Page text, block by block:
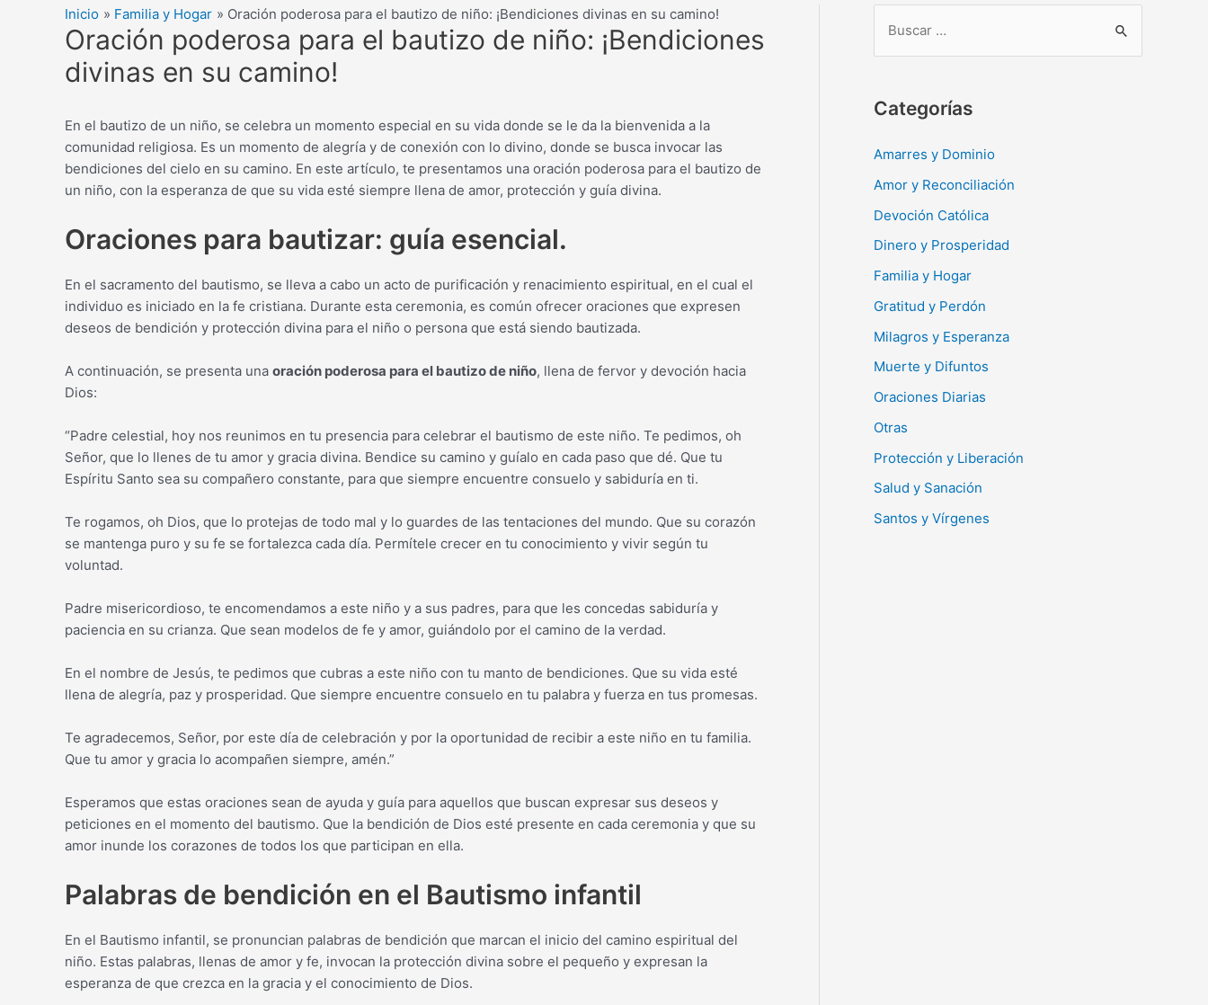
Inicio Familia y Hogar Oración poderosa para el bautizo de niño: ¡Bendiciones divinas en su camino!
Oración poderosa para el bautizo de niño: ¡Bendiciones
divinas en su camino!
En el bautizo de un niño, se celebra un momento especial en su vida donde se le da la bienvenida a la
comunidad religiosa. Es un momento de alegría y de conexión con lo divino, donde se busca invocar las
bendiciones del cielo en su camino. En este artículo, te presentamos una oración poderosa para el bautizo de
un niño, con la esperanza de que su vida esté siempre llena de amor, protección y guía divina.
Oraciones para bautizar: guía esencial.
En el sacramento del bautismo, se lleva a cabo un acto de purificación y renacimiento espiritual, en el cual el
individuo es iniciado en la fe cristiana. Durante esta ceremonia, es común ofrecer oraciones que expresen
deseos de bendición y protección divina para el niño o persona que está siendo bautizada.
A continuación, se presenta una oración poderosa para el bautizo de niño, llena de fervor y devoción hacia
Dios:
“Padre celestial, hoy nos reunimos en tu presencia para celebrar el bautismo de este niño. Te pedimos, oh
Señor, que lo llenes de tu amor y gracia divina. Bendice su camino y guíalo en cada paso que dé. Que tu
Espíritu Santo sea su compañero constante, para que siempre encuentre consuelo y sabiduría en ti.
Te rogamos, oh Dios, que lo protejas de todo mal y lo guardes de las tentaciones del mundo. Que su corazón
se mantenga puro y su fe se fortalezca cada día. Permítele crecer en tu conocimiento y vivir según tu
voluntad.
Padre misericordioso, te encomendamos a este niño y a sus padres, para que les concedas sabiduría y
paciencia en su crianza. Que sean modelos de fe y amor, guiándolo por el camino de la verdad.
En el nombre de Jesús, te pedimos que cubras a este niño con tu manto de bendiciones. Que su vida esté
llena de alegría, paz y prosperidad. Que siempre encuentre consuelo en tu palabra y fuerza en tus promesas.
Te agradecemos, Señor, por este día de celebración y por la oportunidad de recibir a este niño en tu familia.
Que tu amor y gracia lo acompañen siempre, amén.”
Esperamos que estas oraciones sean de ayuda y guía para aquellos que buscan expresar sus deseos y
peticiones en el momento del bautismo. Que la bendición de Dios esté presente en cada ceremonia y que su
amor inunde los corazones de todos los que participan en ella.
Palabras de bendición en el Bautismo infantil
En el Bautismo infantil, se pronuncian palabras de bendición que marcan el inicio del camino espiritual del
niño. Estas palabras, llenas de amor y fe, invocan la protección divina sobre el pequeño y expresan la
esperanza de que crezca en la gracia y el conocimiento de Dios.
c
r
Categorías
Amarres y Dominio
Amor y Reconciliación
Devoción Católica
Dinero y Prosperidad
Familia y Hogar
Gratitud y Perdón
Milagros y Esperanza
Muerte y Difuntos
Oraciones Diarias
Otras
Protección y Liberación
Salud y Sanación
Santos y Vírgenes